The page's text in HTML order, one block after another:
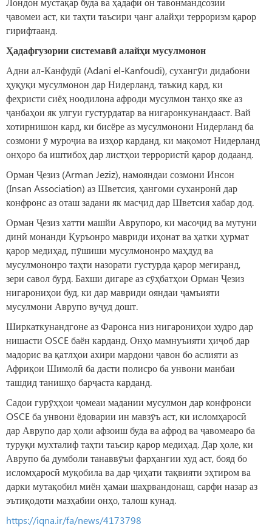
ҷавомеи аст, ки таҳти таъсири ҷанг алайҳи терроризм қарор
гирифтаанд.
Ҳадафгузории системавӣ алайҳи мусулмонон
Адни ал-Канфудӣ (Adani el-Kanfoudi), сухангӯи дидабони
ҳуқуқи мусулмонон дар Нидерланд, таъкид кард, ки
феҳристи сиёҳ ноодилона афроди мусулмон танҳо яке аз
ҷанбаҳои як улгуи густурдатар ва нигаронкунандааст. Вай
хотирнишон кард, ки бисёре аз мусулмонони Нидерланд ба
созмони ӯ муроҷиа ва изҳор карданд, ки мақомот Нидерланд
онҳоро ба иштибоҳ дар листҳои террористӣ қарор додаанд.
Орман Ҷезиз (Arman Jeziz), намояндаи созмони Инсон
(Insan Association) аз Шветсия, ҳангоми суханронӣ дар
конфронс аз оташ задани як масҷид дар Шветсия хабар дод.
Орман Ҷезиз хатти машйи Аврупоро, ки масоҷид ва мутуни
динӣ монанди Қуръонро мавриди иҳонат ва ҳатки ҳурмат
қарор медиҳад, пӯшиши мусулмононро маҳдуд ва
мусулмононро таҳти назорати густурда қарор мегиранд,
зери савол бурд. Бахши дигаре аз сӯҳбатҳои Орман Ҷезиз
нигарониҳои буд, ки дар мавриди ояндаи ҷамъияти
мусулмони Аврупо вуҷуд дошт.
Ширкаткунандгоне аз Фаронса низ нигарониҳои худро дар
нишасти OSCE баён карданд. Онҳо мамнуъияти ҳиҷоб дар
мадорис ва қатлҳои ахири мардони ҷавон бо аслияти аз
Африқои Шимолӣ ба дасти полисро ба унвони манбаи
ташдид танишҳо барҷаста карданд.
Садои гурӯҳҳои ҷомеаи мадании мусулмон дар конфронси
OSCE ба унвони ёдоварии ин мавзӯъ аст, ки исломҳаросӣ
дар Аврупо дар ҳоли афзоиш буда ва афрод ва ҷавомеаро ба
туруқи мухталиф таҳти таъсир қарор медиҳад. Дар ҳоле, ки
Аврупо ба думболи танаввӯъи фарҳангии худ аст, бояд бо
исломҳаросӣ муқобила ва дар ҷиҳати тақвияти эҳтиром ва
дарки мутақобил миён ҳамаи шаҳрвандонаш, сарфи назар аз
эътиқодоти мазҳабии онҳо, талош кунад.
https://iqna.ir/fa/news/4173798